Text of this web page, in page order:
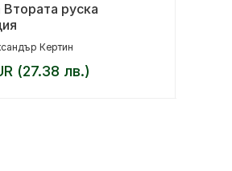
Втората руска
Кертин
(27.38 лв.)